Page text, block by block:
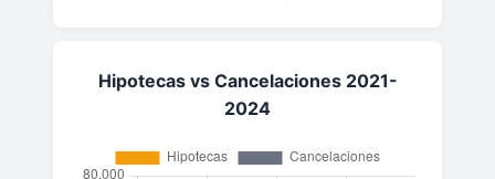
Hipotecas vs Cancelaciones 2021-
2024